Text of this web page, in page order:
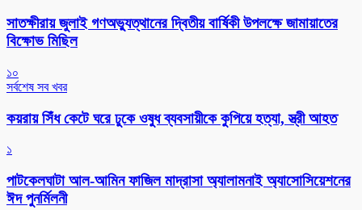
সাতক্ষীরায় জুলাই গণঅভ্যুত্থানের দ্বিতীয় বার্ষিকী উপলক্ষে জামায়াতের
বিক্ষোভ মিছিল
১০
সর্বশেষ সব খবর
কয়রায় সিঁধ কেটে ঘরে ঢুকে ওষুধ ব্যবসায়ীকে কুপিয়ে হত্যা, স্ত্রী আহত
১
পাটকেলঘাটা আল-আমিন ফাজিল মাদ্রাসা অ্যালামনাই অ্যাসোসিয়েশনের
ঈদ পুনর্মিলনী